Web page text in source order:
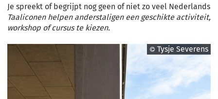
Je spreekt of begrijpt nog geen of niet zo veel Nederlands
Taaliconen helpen anderstaligen een geschikte activiteit,
workshop of cursus te kiezen.
Tysje Severens